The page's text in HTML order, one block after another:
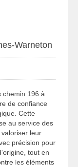
Warneton
chemin 196 à
de confiance
Cette
au service des
leur
précision pour
tout en
les éléments